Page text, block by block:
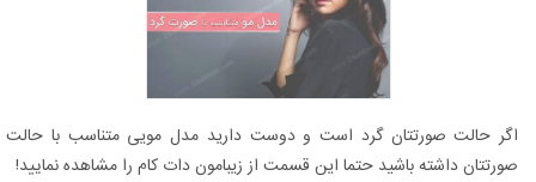
اگر حالت صورتتان گرد است و دوست دارید مدل مویی متناسب با حالت
صورتتان داشته باشید حتما این قسمت از زیبامون دات کام را مشاهده نمایید!